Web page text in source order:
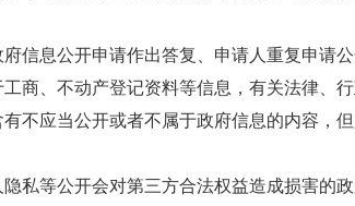
息公开申请作出答复、申请人重复申请公
、不动产登记资料等信息，有关法律、行
应当公开或者不属于政府信息的内容，
等公开会对第三方合法权益造成损害的